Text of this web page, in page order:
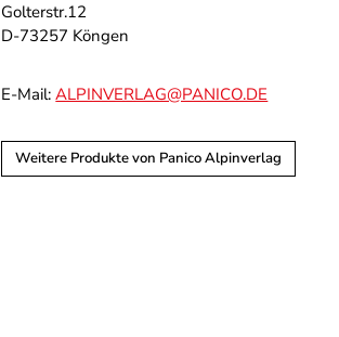
Golterstr.12
D-73257 Köngen
E-Mail:ALPINVERLAG@PANICO.DE
Weitere Produkte von Panico Alpinverlag